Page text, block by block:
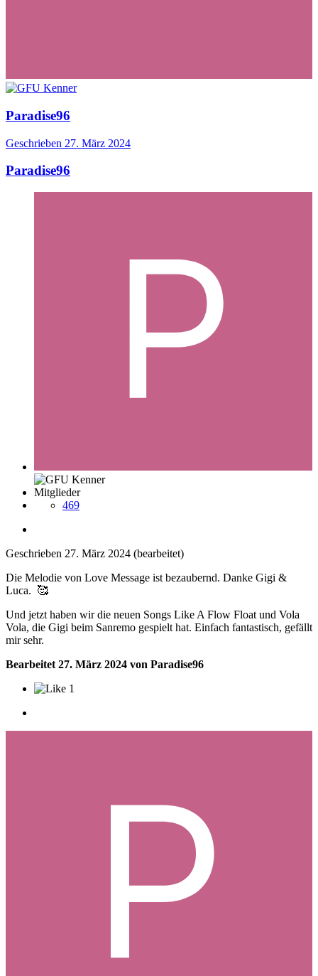
Paradise96
Geschrieben 27. März 2024
Paradise96
Mitglieder
469
Geschrieben 27. März 2024 (bearbeitet)
Die Melodie von Love Message ist bezaubernd. Danke Gigi &
Luca. 🥰
Und jetzt haben wir die neuen Songs Like A Flow Float und Vola
Vola, die Gigi beim Sanremo gespielt hat. Einfach fantastisch, gefällt
mir sehr.
Bearbeitet 27. März 2024 von Paradise96
1